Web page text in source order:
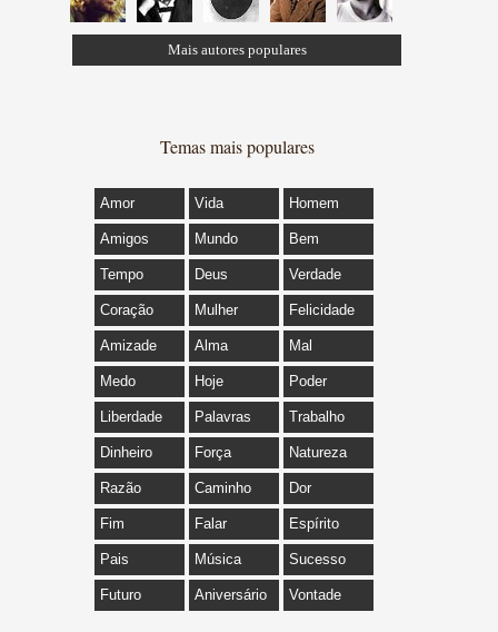
Mais autores populares
Temas mais populares
Amor Vida Homem
Amigos Mundo Bem
Tempo Deus Verdade
Coração Mulher Felicidade
Amizade Alma Mal
Medo Hoje Poder
Liberdade Palavras Trabalho
Dinheiro Força Natureza
Razão Caminho Dor
Fim Falar Espírito
Pais Música Sucesso
Futuro Aniversário Vontade